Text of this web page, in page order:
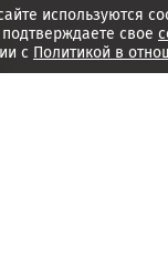
используются
свое
с Политикой в